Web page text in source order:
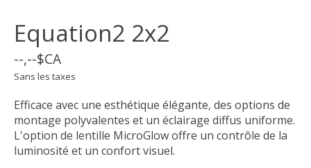
Equation2 2x2
--,--$CA
Sans les taxes
Efficace avec une esthétique élégante, des options de
montage polyvalentes et un éclairage diffus uniforme.
L'option de lentille MicroGlow offre un contrôle de la
luminosité et un confort visuel.